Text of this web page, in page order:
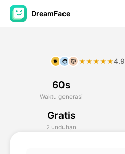
DreamFace
Avatar Video
Video AI
Foto AI
🐕 🧑 🐱 ★★★★★4.9
60s
Waktu generasi
Gratis
2 unduhan